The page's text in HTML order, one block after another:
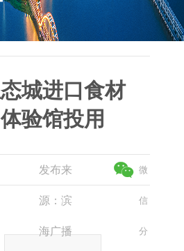
城进口食材
体验馆投用
发布来
源：滨
海广播
微
信
分